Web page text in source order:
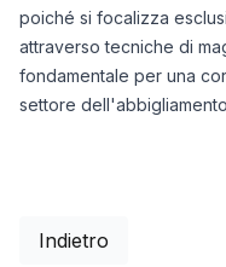
poiché si focalizza
attraverso tecniche di
fondamentale per una
settore
Indietro